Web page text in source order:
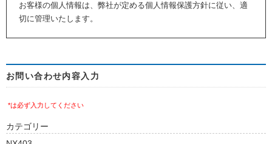
お客様の個人情報は、弊社が定める個人情報保護方針に従い、適
切に管理いたします。
お問い合わせ内容入力
*は必ず入力してください
カテゴリー